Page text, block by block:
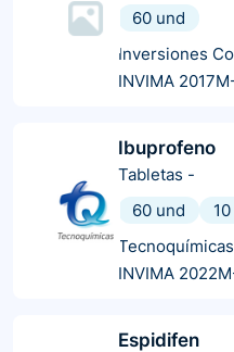
60 und
Inversiones
INVIMA
Ibuprofeno
Tabletas -
60 und
Tecnoquímicas
INVIMA
Espidifen